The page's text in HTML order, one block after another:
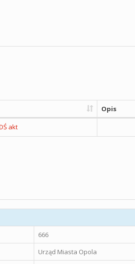
Opis
akt
666
Urząd Miasta Opola